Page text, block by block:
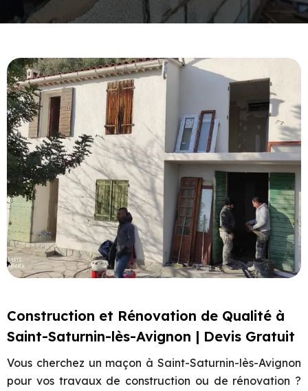
Construction et Rénovation de Qualité à
Saint-Saturnin-lès-Avignon | Devis Gratuit
Vous cherchez un maçon à Saint-Saturnin-lès-Avignon
pour vos travaux de construction ou de rénovation ?